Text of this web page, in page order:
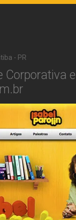
- PR
Corporativa